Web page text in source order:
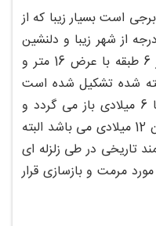
است بسیار زیبا که از
بالای آن می توانید به نمای 360 درجه از شهر زیبا و دلنشین
باکو دست پیدا کنید ، این قلعه از 6 طبقه با عرض 16 متر و
ساخته شده تشکیل شده است
که مرحله اول ساخت به قرن 5 تا 6 میلادی باز می گردد و
مرحله دوم ساخت آن متعلق به قرن 12 میلادی می باشد البته
تاریخی در طی زلزله ای
سال 1960 میلادی مورد مرمت و بازسازی قرار